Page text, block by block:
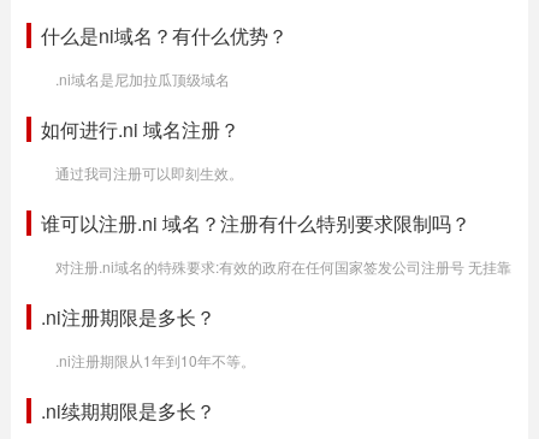
什么是ni域名？有什么优势？
.ni域名是尼加拉瓜顶级域名
如何进行.ni 域名注册？
通过我司注册可以即刻生效。
谁可以注册.ni 域名？注册有什么特别要求限制吗？
对注册.ni域名的特殊要求:有效的政府在任何国家签发公司注册号 无挂靠
.ni注册期限是多长？
.ni注册期限从1年到10年不等。
.ni续期期限是多长？